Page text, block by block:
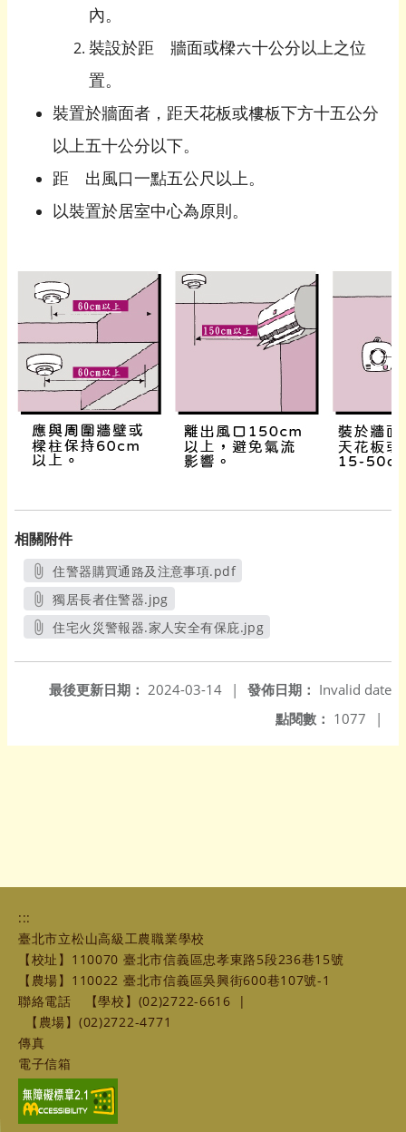
內。
裝設於距離牆面或樑六十公分以上之位
置。
裝置於牆面者，距天花板或樓板下方十五公分
以上五十公分以下。
距離出風口一點五公尺以上。
以裝置於居室中心為原則。
相關附件
住警器購買通路及注意事項.pdf
另開新視窗
獨居長者住警器.jpg
另開新視窗
住宅火災警報器.家人安全有保庇.jpg
發佈日期： Invalid date
最後更新日期： 2024-03-14
|
點閱數： 1077 |
:::
臺北市立松山高級工農職業學校
【校址】110070 臺北市信義區忠孝東路5段236巷15號
【農場】110022 臺北市信義區吳興街600巷107號-1
聯絡電話
【學校】(02)2722-6616
|
【農場】(02)2722-4771
傳真
電子信箱